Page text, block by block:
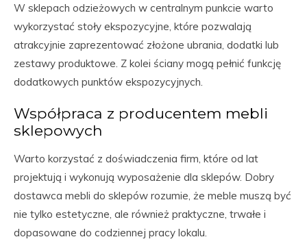
W sklepach odzieżowych w centralnym punkcie warto
wykorzystać stoły ekspozycyjne, które pozwalają
atrakcyjnie zaprezentować złożone ubrania, dodatki lub
zestawy produktowe. Z kolei ściany mogą pełnić funkcję
dodatkowych punktów ekspozycyjnych.
Współpraca z producentem mebli
sklepowych
Warto korzystać z doświadczenia firm, które od lat
projektują i wykonują wyposażenie dla sklepów. Dobry
dostawca mebli do sklepów rozumie, że meble muszą być
nie tylko estetyczne, ale również praktyczne, trwałe i
dopasowane do codziennej pracy lokalu.